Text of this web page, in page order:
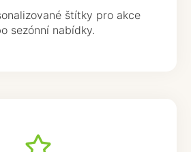
štítky pro akce
sezónní nabídky.